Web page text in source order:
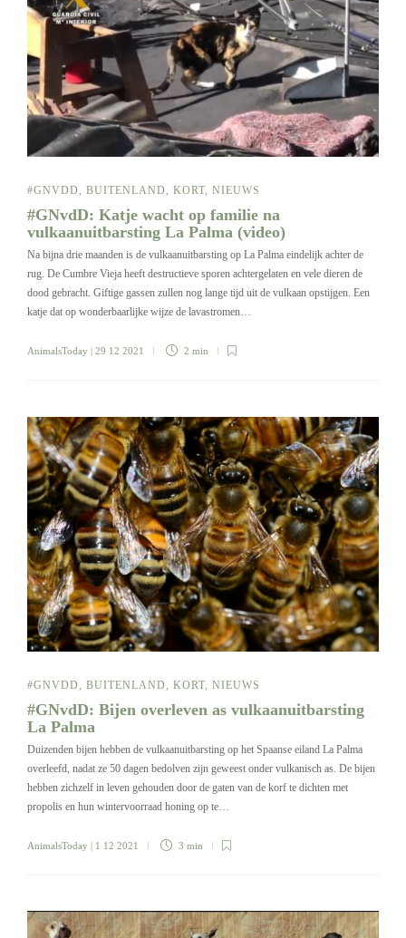
#GNVDD, BUITENLAND, KORT, NIEUWS
#GNvdD: Katje wacht op familie na
vulkaanuitbarsting La Palma (video)
Na bijna drie maanden is de vulkaanuitbarsting op La Palma eindelijk achter de
rug. De Cumbre Vieja heeft destructieve sporen achtergelaten en vele dieren de
dood gebracht. Giftige gassen zullen nog lange tijd uit de vulkaan opstijgen. Een
katje dat op wonderbaarlijke wijze de lavastromen…
AnimalsToday | 29 12 2021 2 min
#GNVDD BUITENLAND KORT NIEUWS
#GNvdD: Bijen overleven as vulkaanuitbarsting
La Palma
Duizenden bijen hebben de vulkaanuitbarsting op het Spaanse eiland La Palma
overleefd, nadat ze 50 dagen bedolven zijn geweest onder vulkanisch as. De bijen
hebben zichzelf in leven gehouden door de gaten van de korf te dichten met
propolis en hun wintervoorraad honing op te…
AnimalsToday | 1 12 2021 3 min